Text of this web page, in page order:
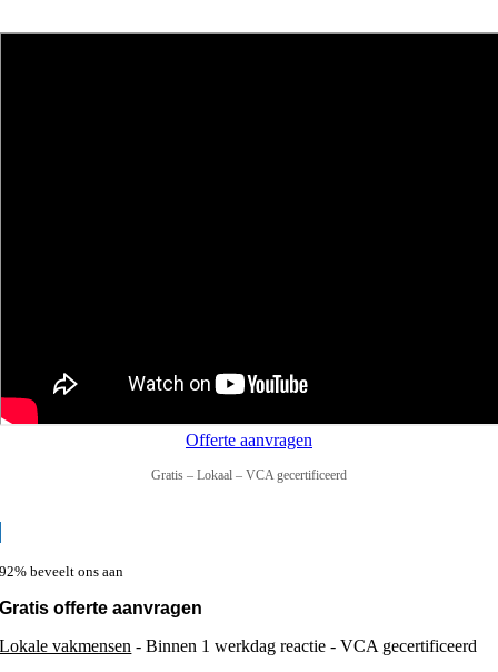
Offerte aanvragen
Gratis – Lokaal – VCA gecertificeerd
92% beveelt ons aan
Gratis offerte aanvragen
Lokale vakmensen - Binnen 1 werkdag reactie - VCA gecertificeerd